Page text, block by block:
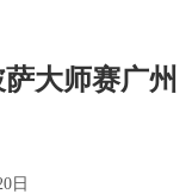
大师赛广州
日